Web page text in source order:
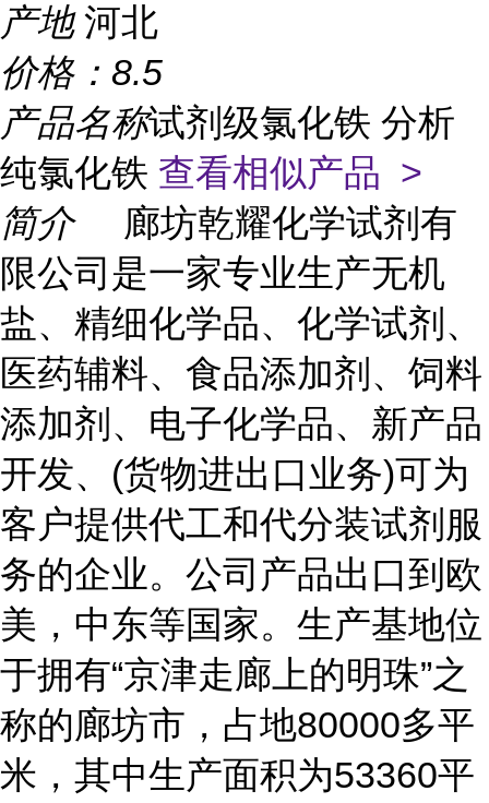
产地 河北
价格： 8.5
产品名称试剂级氯化铁 分析
纯氯化铁 查看相似产品 >
简介
廊坊乾耀化学试剂有
限公司是一家专业生产无机
盐、精细化学品、化学试剂、
医药辅料、食品添加剂、饲料
添加剂、电子化学品、新产品
开发、(货物进出口业务)可为
客户提供代工和代分装试剂服
务的企业。公司产品出口到欧
美，中东等国家。生产基地位
于拥有“京津走廊上的明珠”之
称的廊坊市，占地80000多平
米，其中生产面积为53360平